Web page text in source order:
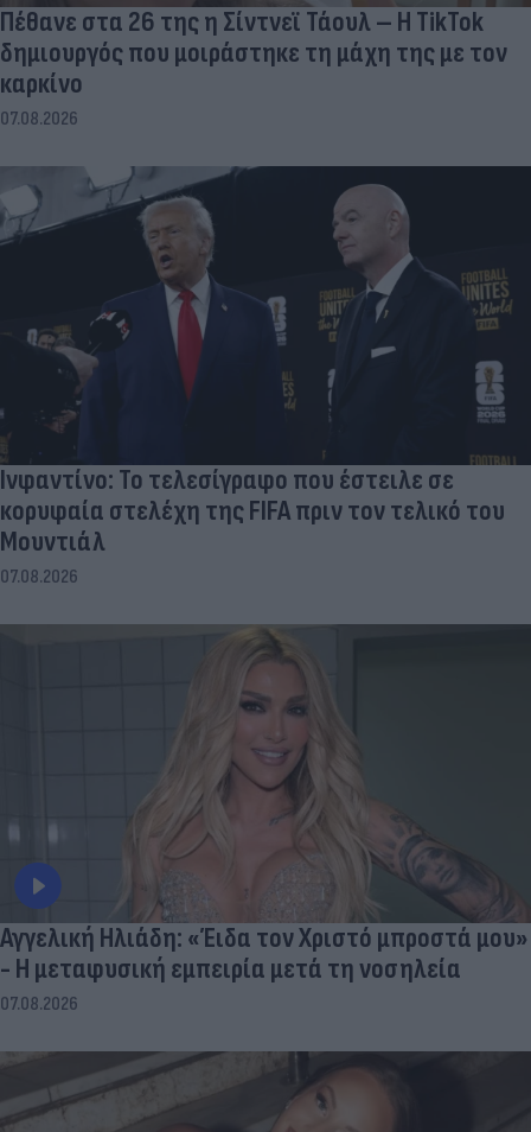
Πέθανε στα 26 της η Σίντνεϊ Τάουλ – Η TikTok
δημιουργός που μοιράστηκε τη μάχη της με τον
καρκίνο
07.08.2026
Ινφαντίνο: Το τελεσίγραφο που έστειλε σε
κορυφαία στελέχη της FIFA πριν τον τελικό του
Μουντιάλ
07.08.2026
Αγγελική Ηλιάδη: «Έιδα τον Χριστό μπροστά μου»
- Η μεταφυσική εμπειρία μετά τη νοσηλεία
07.08.2026